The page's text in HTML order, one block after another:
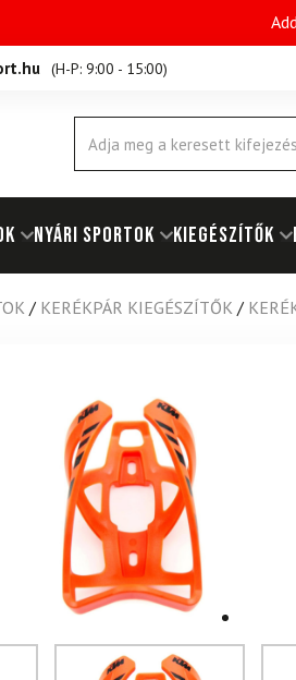
(H-P: 9:00 - 15:00)
Products
search
NYÁRI SPORTOK KIEGÉSZÍTŐK
/ KERÉKPÁR KIEGÉSZÍTŐK /